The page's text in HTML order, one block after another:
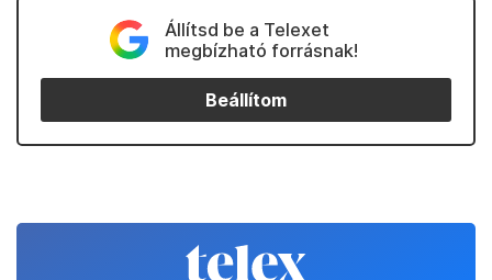
Állítsd be a Telexet
megbízható forrásnak!
Beállítom